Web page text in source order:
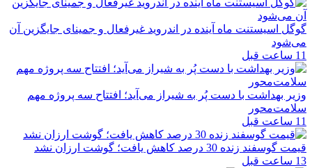
گوگل اسیستنت ماه آینده در اندروید غیرفعال و جمینای جایگزین آن
می‌شود
11 ساعت قبل
وزیر بهداشت با دست پُر به شیراز می‌آید؛ افتتاح سه پروژه مهم
سلامت‌محور
11 ساعت قبل
قیمت گوسفند زنده 30 درصد کاهش یافت؛ گوشت ارزان نشد
13 ساعت قبل